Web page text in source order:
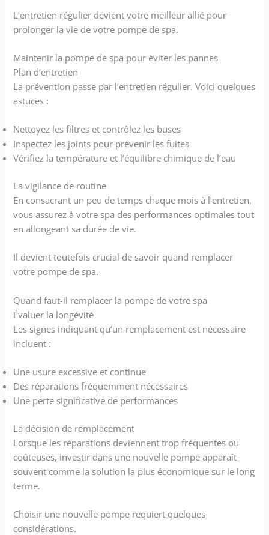
L’entretien régulier devient votre meilleur allié pour
prolonger la vie de votre pompe de spa.
Maintenir la pompe de spa pour éviter les pannes
Plan d’entretien
La prévention passe par l’entretien régulier. Voici quelques
astuces :
Nettoyez les filtres et contrôlez les buses
Inspectez les joints pour prévenir les fuites
Vérifiez la température et l’équilibre chimique de l’eau
La vigilance de routine
En consacrant un peu de temps chaque mois à l’entretien,
vous assurez à votre spa des performances optimales tout
en allongeant sa durée de vie.
Il devient toutefois crucial de savoir quand remplacer
votre pompe de spa.
Quand faut-il remplacer la pompe de votre spa
Évaluer la longévité
Les signes indiquant qu’un remplacement est nécessaire
incluent :
Une usure excessive et continue
Des réparations fréquemment nécessaires
Une perte significative de performances
La décision de remplacement
Lorsque les réparations deviennent trop fréquentes ou
coûteuses, investir dans une nouvelle pompe apparaît
souvent comme la solution la plus économique sur le long
terme.
Choisir une nouvelle pompe requiert quelques
considérations.